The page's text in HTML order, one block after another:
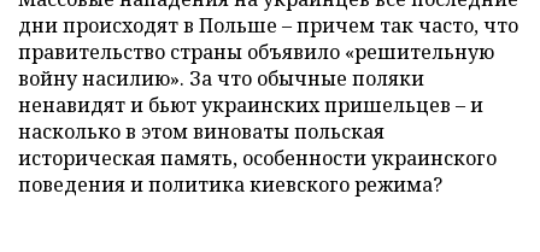
дни происходят в Польше – причем так часто, что
правительство страны объявило «решительную
войну насилию». За что обычные поляки
ненавидят и бьют украинских пришельцев – и
насколько в этом виноваты польская
историческая память, особенности украинского
поведения и политика киевского режима?